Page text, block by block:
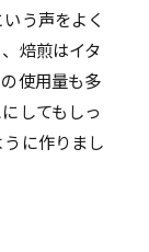
う声をよく
焙煎はイタ
使用量も多
してもしっ
に作りまし